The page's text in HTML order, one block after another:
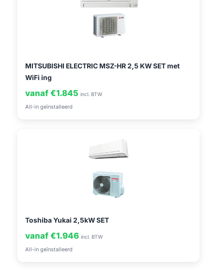
MITSUBISHI ELECTRIC MSZ-HR 2,5 KW SET met
WiFi ing
vanaf €1.845 incl. BTW
All-in geïnstalleerd
Toshiba Yukai 2,5kW SET
vanaf €1.946 incl. BTW
All-in geïnstalleerd